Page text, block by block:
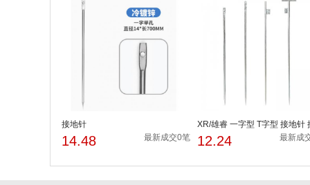
接地针
14.48 最新成交0笔
XR/雄睿 一字型 T字型 接地针
地丁（铁）
12.24 最新成